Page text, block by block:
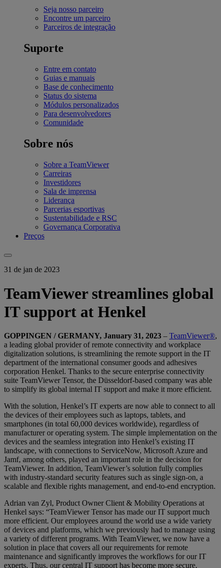
Seja nosso parceiro
Encontre um parceiro
Parceiros de integração
Suporte
Entre em contato
Guias e manuais
Base de conhecimento
Status do sistema
Módulos personalizados
Para desenvolvedores
Comunidade
Sobre nós
Sobre a TeamViewer
Carreiras
Investidores
Sala de imprensa
Liderança
Parcerias esportivas
Sustentabilidade e RSC
Governança Corporativa
Preços
31 de jan de 2023
TeamViewer streamlines global
IT support at Henkel
GOPPINGEN / GERMANY, January 31, 2023 – TeamViewer®,
a leading global provider of remote connectivity and workplace
digitalization solutions, is streamlining the remote support in the IT
department of the international consumer goods and adhesives
corporation Henkel. Thanks to the secure enterprise connectivity
suite TeamViewer Tensor, the Düsseldorf-based company was able
to simplify its global internal IT support and make it more efficient.
With the solution, Henkel’s IT experts are now able to connect to all
the devices of their employees such as laptops, tablets, and
smartphones (in total 60,000 devices worldwide), regardless of
manufacturer or operating system. The simple implementation on the
devices and the seamless integration into Henkel’s existing IT
landscape, with connections to ServiceNow, Microsoft Azure and
Jamf, among others, played an important role in the decision for
TeamViewer. In addition, TeamViewer’s solution fully complies
with industry-standard security features such as single sign-on, a
scalable and flexible rights management, and end-to-end encryption.
Adrian van Zyl, Product Owner Client & Mobility Operations at
Henkel says: “TeamViewer Tensor has made our IT support much
more efficient. Our employees around the world use a wide variety
of devices and platforms, which we previously had to manage using
a variety of different programs. With TeamViewer, we now have a
solution in place that covers all our requirements for remote
maintenance and significantly improves the workflows for our IT
experts. Thus, our central IT support has become more secure,